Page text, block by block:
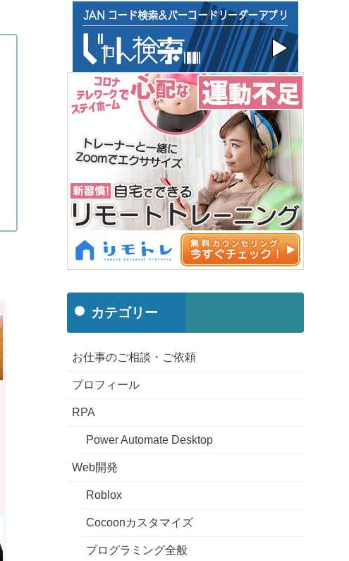
カテゴリー
お仕事のご相談・ご依頼
プロフィール
RPA
Power Automate Desktop
Web開発
Roblox
Cocoonカスタマイズ
プログラミング全般